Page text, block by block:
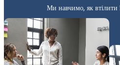
Ми навчимо, як втілити